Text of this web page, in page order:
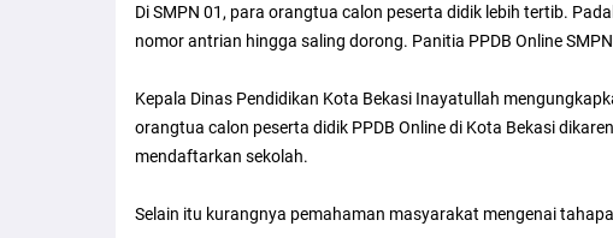
Di SMPN 01, para orangtua calon peserta didik lebih tertib.
nomor antrian hingga saling dorong. Panitia PPDB Online
Kepala Dinas Pendidikan Kota Bekasi Inayatullah
orangtua calon peserta didik PPDB Online di Kota Bekasi
mendaftarkan sekolah.
Selain itu kurangnya pemahaman masyarakat mengenai